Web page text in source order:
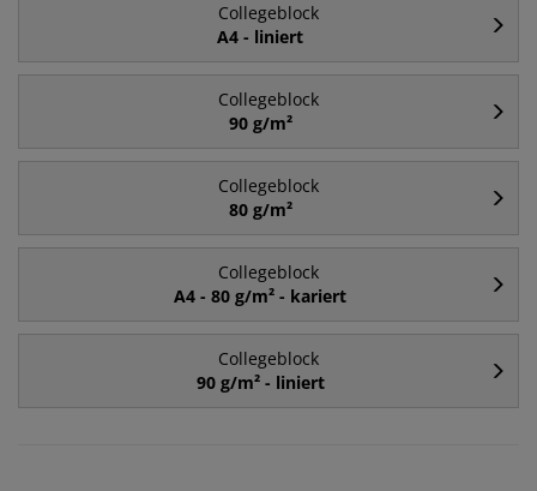
Collegeblock
A4 - liniert
Collegeblock
90 g/m²
Collegeblock
80 g/m²
Collegeblock
A4 - 80 g/m² - kariert
Collegeblock
90 g/m² - liniert